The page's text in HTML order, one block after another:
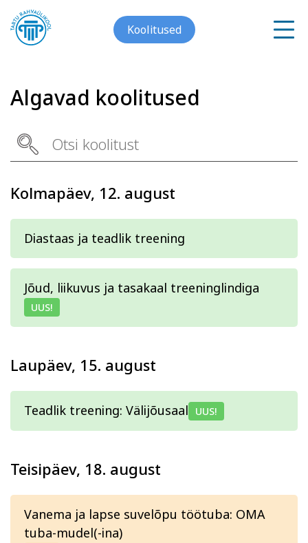
Koolitused
Kunst
eneseareng
Tekstiil ja käsitöö
Galerii
Kontakt
Blogi
Projektid
Algavad koolitused
Kolmapäev, 12. august
Diastaas ja teadlik treening
Jõud, liikuvus ja tasakaal treeninglindiga
UUS!
Laupäev, 15. august
Teadlik treening: Välijõusaal UUS!
Teisipäev, 18. august
Vanema ja lapse suvelõpu töötuba: OMA
tuba-mudel(-ina)